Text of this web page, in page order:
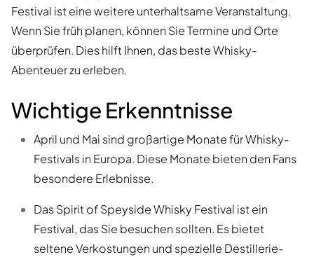
Festival ist eine weitere unterhaltsame Veranstaltung.
Wenn Sie früh planen, können Sie Termine und Orte
überprüfen. Dies hilft Ihnen, das beste Whisky-
Abenteuer zu erleben.
Wichtige Erkenntnisse
April und Mai sind großartige Monate für Whisky-
Festivals in Europa. Diese Monate bieten den Fans
besondere Erlebnisse.
Das Spirit of Speyside Whisky Festival ist ein
Festival, das Sie besuchen sollten. Es bietet
seltene Verkostungen und spezielle Destillerie-